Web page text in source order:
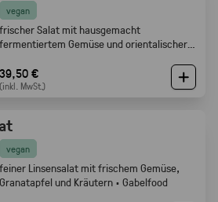
vegan
frischer Salat mit hausgemacht
fermentiertem Gemüse und orientalischer
39,50 €
(inkl. MwSt.)
vegan
feiner Linsensalat mit frischem Gemüse,
Granatapfel und Kräutern · Gabelfood